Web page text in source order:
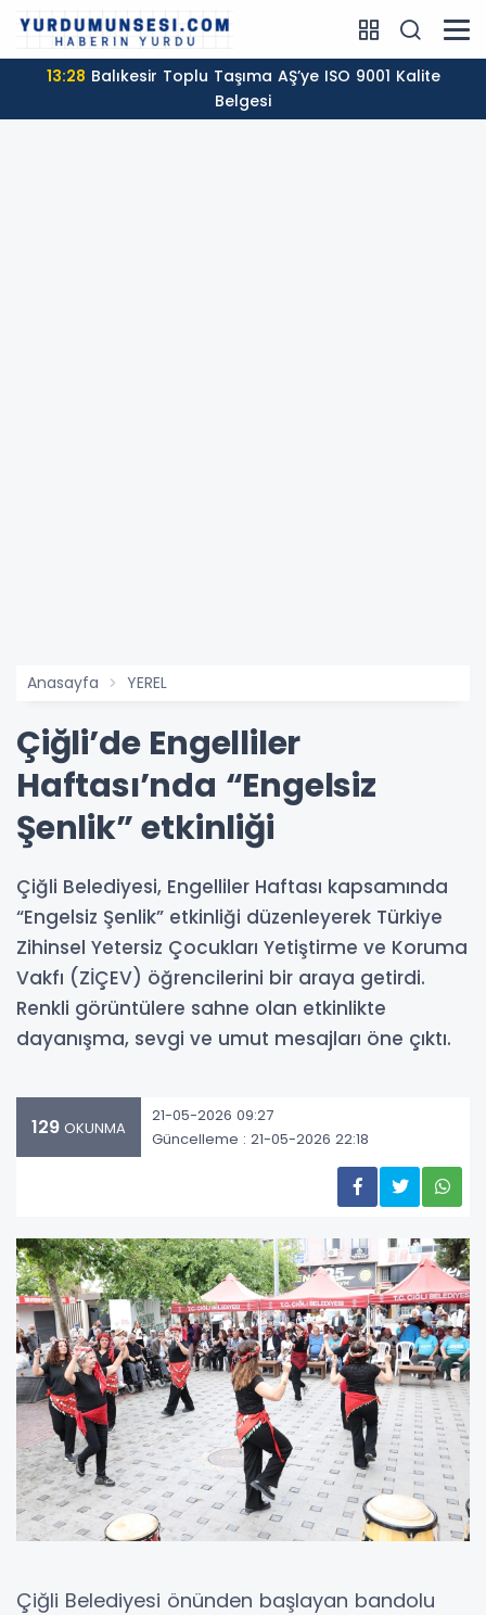
13:28
Belgesi
Anasayfa YEREL
Çiğli’de Engelliler
Haftası’nda “Engelsiz
Şenlik” etkinliği
Çiğli Belediyesi, Engelliler Haftası kapsamında
“Engelsiz Şenlik” etkinliği düzenleyerek Türkiye
Zihinsel Yetersiz Çocukları Yetiştirme ve Koruma
Vakfı (ZİÇEV) öğrencilerini bir araya getirdi.
Renkli görüntülere sahne olan etkinlikte
dayanışma, sevgi ve umut mesajları öne çıktı.
129 OKUNMA
21-05-2026 09:27
Güncelleme : 21-05-2026 22:18
Çiğli Belediyesi önünden başlayan bandolu